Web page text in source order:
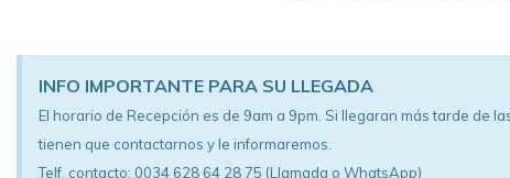
INFO IMPORTANTE PARA SU LLEGADA
El horario de Recepción es de 9am a 9pm. Si llegaran más tarde de
tienen que contactarnos y le informaremos.
Telf. contacto: 0034 628 64 28 75 (Llamada o WhatsApp)